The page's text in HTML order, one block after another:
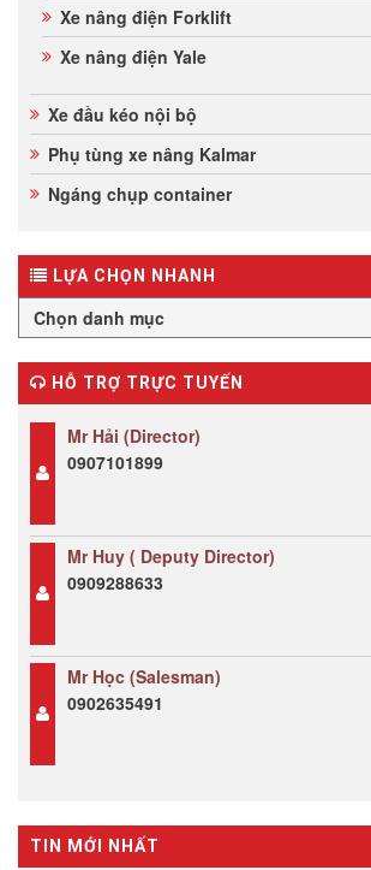
Xe nâng điện Forklift
Xe nâng điện Yale
Xe đầu kéo nội bộ
Phụ tùng xe nâng Kalmar
Ngáng chụp container
LỰA CHỌN NHANH
HỖ TRỢ TRỰC TUYẾN
Mr Hải (Director)
0907101899
Mr Huy ( Deputy Director)
0909288633
Mr Học (Salesman)
0902635491
TIN MỚI NHẤT